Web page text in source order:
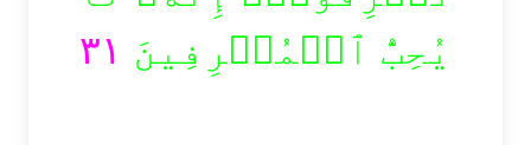
يُحِبُّ ٱلۡمُسۡرِفِينَ ٣١